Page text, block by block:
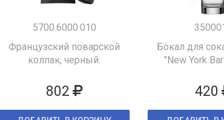
5700.6000.010
Французский поварской
колпак, черный.
802
Бокал для
"New York
420